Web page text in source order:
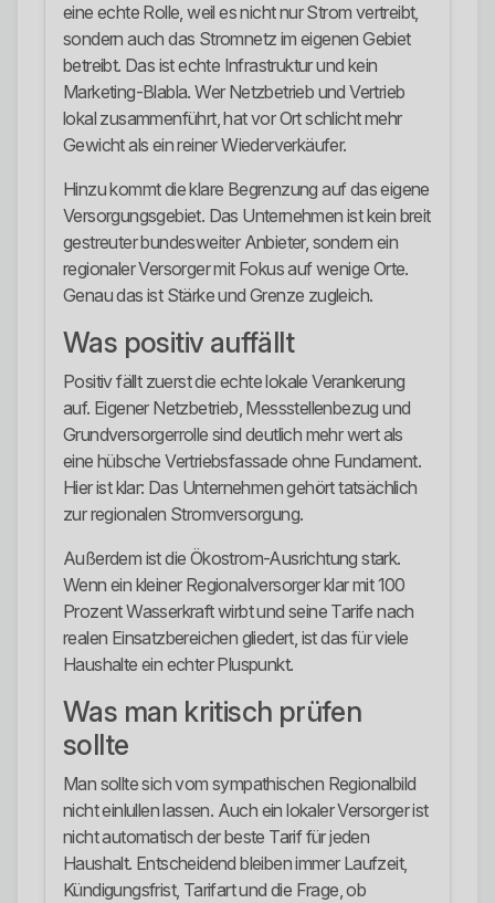
eine echte Rolle, weil es nicht nur Strom vertreibt,
sondern auch das Stromnetz im eigenen Gebiet
betreibt. Das ist echte Infrastruktur und kein
Marketing-Blabla. Wer Netzbetrieb und Vertrieb
lokal zusammenführt, hat vor Ort schlicht mehr
Gewicht als ein reiner Wiederverkäufer.
Hinzu kommt die klare Begrenzung auf das eigene
Versorgungsgebiet. Das Unternehmen ist kein breit
gestreuter bundesweiter Anbieter, sondern ein
regionaler Versorger mit Fokus auf wenige Orte.
Genau das ist Stärke und Grenze zugleich.
Was positiv auffällt
Positiv fällt zuerst die echte lokale Verankerung
auf. Eigener Netzbetrieb, Messstellenbezug und
Grundversorgerrolle sind deutlich mehr wert als
eine hübsche Vertriebsfassade ohne Fundament.
Hier ist klar: Das Unternehmen gehört tatsächlich
zur regionalen Stromversorgung.
Außerdem ist die Ökostrom-Ausrichtung stark.
Wenn ein kleiner Regionalversorger klar mit 100
Prozent Wasserkraft wirbt und seine Tarife nach
realen Einsatzbereichen gliedert, ist das für viele
Haushalte ein echter Pluspunkt.
Was man kritisch prüfen
sollte
Man sollte sich vom sympathischen Regionalbild
nicht einlullen lassen. Auch ein lokaler Versorger ist
nicht automatisch der beste Tarif für jeden
Haushalt. Entscheidend bleiben immer Laufzeit,
Kündigungsfrist, Tarifart und die Frage, ob